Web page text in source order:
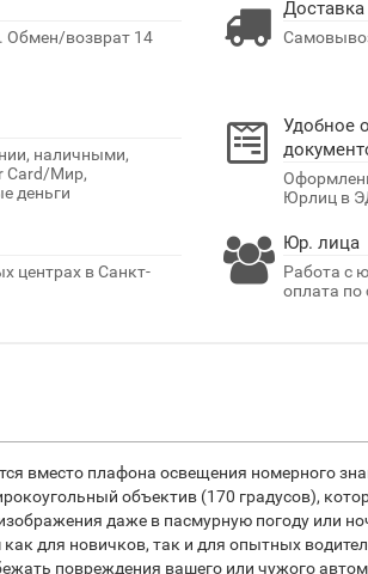
Обмен/возврат 14
Доставка
наличными,
Card/Мир,
деньги
Удобное
Юрлиц в
центрах в Санкт-
Юр. лица
Работа с
оплата по
вместо плафона освещения номерного
объектив (170 градусов),
даже в пасмурную погоду или
для новичков, так и для опытных
повреждения вашего или чужого